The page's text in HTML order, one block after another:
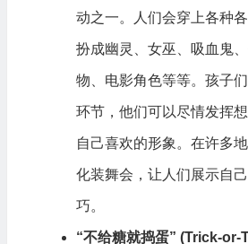
动之一。人们会穿上各种
扮成幽灵、女巫、吸血鬼
物、电影角色等等。孩子
环节，他们可以尽情发挥
自己喜欢的形象。在许多
化装舞会，让人们展示自
巧。
“不给糖就捣蛋” (Trick-or-